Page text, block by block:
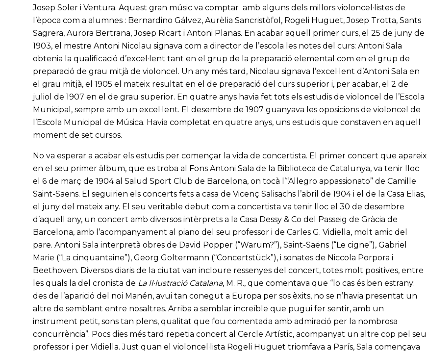
Josep Soler i Ventura. Aquest gran músic va comptar amb alguns dels millors violoncel·listes de
l’època com a alumnes : Bernardino Gálvez, Aurèlia Sancristòfol, Rogeli Huguet, Josep Trotta, Sants
Sagrera, Aurora Bertrana, Josep Ricart i Antoni Planas. En acabar aquell primer curs, el 25 de juny de
1903, el mestre Antoni Nicolau signava com a director de l’escola les notes del curs: Antoni Sala
obtenia la qualificació d’excel·lent tant en el grup de la preparació elemental com en el grup de
preparació de grau mitjà de violoncel. Un any més tard, Nicolau signava l’excel·lent d’Antoni Sala en
el grau mitjà, el 1905 el mateix resultat en el de preparació del curs superior i, per acabar, el 2 de
juliol de 1907 en el de grau superior. En quatre anys havia fet tots els estudis de violoncel de l’Escola
Municipal, sempre amb un excel·lent. El desembre de 1907 guanyava les oposicions de violoncel de
l’Escola Municipal de Música. Havia completat en quatre anys, uns estudis que constaven en aquell
moment de set cursos.
No va esperar a acabar els estudis per començar la vida de concertista. El primer concert que apareix
en el seu primer àlbum, que es troba al Fons Antoni Sala de la Biblioteca de Catalunya, va tenir lloc
el 6 de març de 1904 al Salud Sport Club de Barcelona, on tocà l’“Allegro appassionato” de Camille
Saint-Saëns. El seguirien els concerts fets a casa de Vicenç Salisachs l’abril de 1904 i el de la Casa Elias,
el juny del mateix any. El seu veritable debut com a concertista va tenir lloc el 30 de desembre
d’aquell any, un concert amb diversos intèrprets a la Casa Dessy & Co del Passeig de Gràcia de
Barcelona, amb l’acompanyament al piano del seu professor i de Carles G. Vidiella, molt amic del
pare. Antoni Sala interpretà obres de David Popper (“Warum?”), Saint-Saëns (“Le cigne”), Gabriel
Marie (“La cinquantaine”), Georg Goltermann (“Concertstück”), i sonates de Niccola Porpora i
Beethoven. Diversos diaris de la ciutat van incloure ressenyes del concert, totes molt positives, entre
les quals la del cronista de La Il·lustració Catalana, M. R., que comentava que “lo cas és ben estrany:
des de l’aparició del noi Manén, avui tan conegut a Europa per sos èxits, no se n’havia presentat un
altre de semblant entre nosaltres. Arriba a semblar increïble que pugui fer sentir, amb un
instrument petit, sons tan plens, qualitat que fou comentada amb admiració per la nombrosa
concurrència”. Pocs dies més tard repetia concert al Cercle Artístic, acompanyat un altre cop pel seu
professor i per Vidiella. Just quan el violoncel·lista Rogeli Huguet triomfava a París, Sala començava